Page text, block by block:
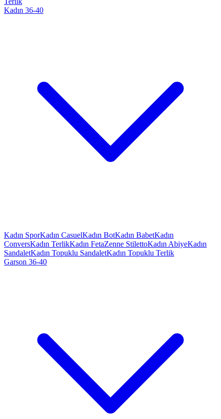
Kadın 36-40
Kadın SporKadın CasuelKadın BotKadın BabetKadın
ConversKadın TerlikKadın FetaZenne StilettoKadın AbiyeKadın
SandaletKadın Topuklu SandaletKadın Topuklu Terlik
Garson 36-40